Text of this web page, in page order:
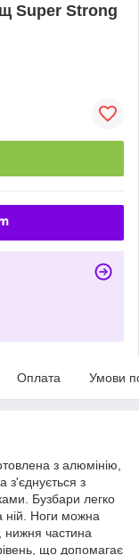
Super Strong
Оплата Умови
з алюмінію,
з'єднується з
Бузбари легко
ній. Ноги можна
нижня частина
що допомагає